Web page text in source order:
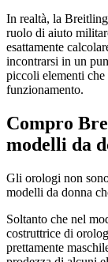
In realtà, la
ruolo di aiuto
esattamente
incontrarsi in un
piccoli elementi
funzionamento.
Compro
modelli da
Gli orologi non
modelli da donna
Soltanto che nel
costruttrice di
prettamente